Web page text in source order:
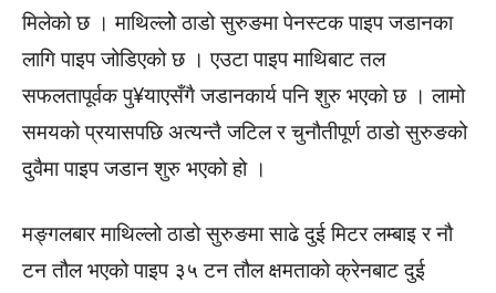
मिलेको छ । माथिल्लोे ठाडो सुरुङमा पेनस्टक पाइप जडानका
लागि पाइप जोडिएको छ । एउटा पाइप माथिबाट तल
सफलतापूर्वक पु¥याएसँगै जडानकार्य पनि शुरु भएको छ । लामो
समयको प्रयासपछि अत्यन्तै जटिल र चुनौतीपूर्ण ठाडो सुरुङको
दुवैमा पाइप जडान शुरु भएको हो ।
मङ्गलबार माथिल्लो ठाडो सुरुङमा साढे दुई मिटर लम्बाइ र नौ
टन तौल भएको पाइप ३५ टन तौल क्षमताको क्रेनबाट दुई